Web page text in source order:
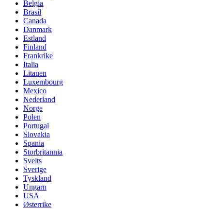
Belgia
Brasil
Canada
Danmark
Estland
Finland
Frankrike
Italia
Litauen
Luxembourg
Mexico
Nederland
Norge
Polen
Portugal
Slovakia
Spania
Storbritannia
Sveits
Sverige
Tyskland
Ungarn
USA
Østerrike